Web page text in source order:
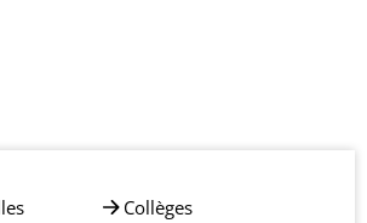
Collèges